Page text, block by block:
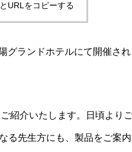
URLをコピーする
グランドホテルにて開催さ
紹介いたします。日頃より
る先生方にも、製品をご案